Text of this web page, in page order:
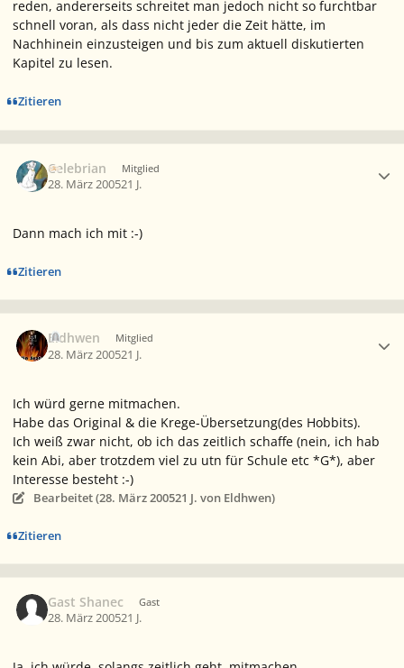
reden, andererseits schreitet man jedoch nicht so furchtbar
schnell voran, als dass nicht jeder die Zeit hätte, im
Nachhinein einzusteigen und bis zum aktuell diskutierten
Kapitel zu lesen.
Zitieren
Celebrian Mitglied
28. März 200521 J.
Dann mach ich mit :-)
Zitieren
Eldhwen Mitglied
28. März 200521 J.
Ich würd gerne mitmachen.
Habe das Original & die Krege-Übersetzung(des Hobbits).
Ich weiß zwar nicht, ob ich das zeitlich schaffe (nein, ich hab
kein Abi, aber trotzdem viel zu utn für Schule etc *G*), aber
Interesse besteht :-)
Bearbeitet (28. März 200521 J. von Eldhwen)
Zitieren
Gast Shanec Gast
28. März 200521 J.